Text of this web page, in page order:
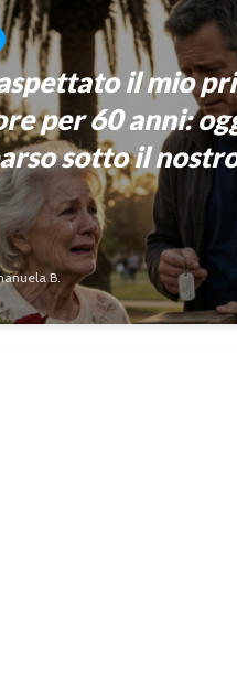
il mio
per 60 anni:
sotto il
B.